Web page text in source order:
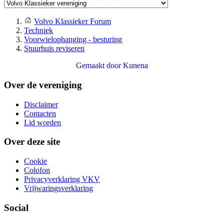
Volvo Klassieker Forum
Techniek
Voorwielophanging - besturing
Stuurhuis reviseren
Gemaakt doorKunena
Over de vereniging
Disclaimer
Contacten
Lid worden
Over deze site
Cookie
Colofon
Privacyverklaring VKV
Vrijwaringsverklaring
Social